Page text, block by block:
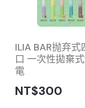
ILIA BAR抛弃
口 一次性拋棄
電
NT$300